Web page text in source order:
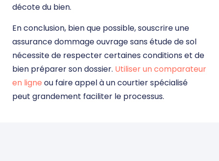
décote du bien.
En conclusion, bien que possible, souscrire une
assurance dommage ouvrage sans étude de sol
nécessite de respecter certaines conditions et de
bien préparer son dossier. Utiliser un comparateur
en ligne ou faire appel à un courtier spécialisé
peut grandement faciliter le processus.